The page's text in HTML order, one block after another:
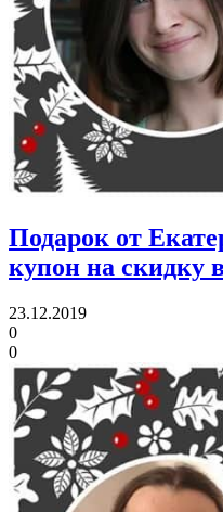
Подарок от
купон на скидку
23.12.2019
0
0